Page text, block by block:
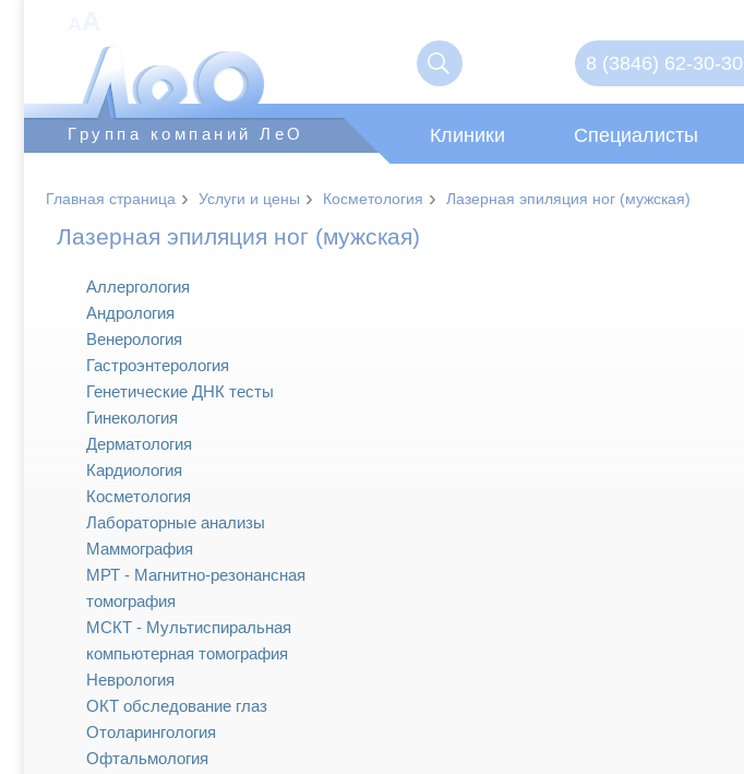
Группа компаний ЛеО
8 (3846) 62-30-30
Клиники Специалисты
Главная страница › Услуги и цены › Косметология › Лазерная эпиляция ног (мужская)
Лазерная эпиляция ног (мужская)
Аллергология
Андрология
Венерология
Гастроэнтерология
Генетические ДНК тесты
Гинекология
Дерматология
Кардиология
Косметология
Лабораторные анализы
Маммография
МРТ - Магнитно-резонансная
томография
МСКТ - Мультиспиральная
компьютерная томография
Неврология
ОКТ обследование глаз
Отоларингология
Офтальмология